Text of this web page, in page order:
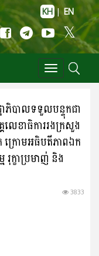
KH | EN
Toggle
navigation
ភិបាលទទួលបន្ទុកជា
លេខាធិការរងក្រសួង
ត ក្រោមអធិបតីភាពឯក
រុក្ខាប្រមាញ់ និង
3833